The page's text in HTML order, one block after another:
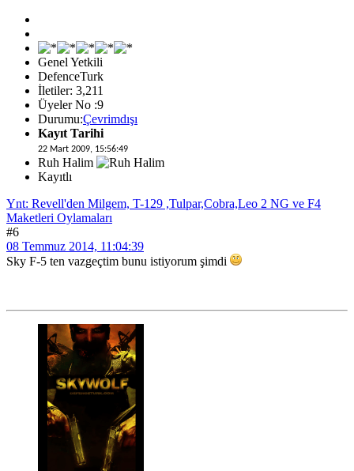
Genel Yetkili
DefenceTurk
İletiler: 3,211
Üyeler No :9
Durumu:Çevrimdışı
Kayıt Tarihi
22 Mart 2009, 15:56:49
Ruh Halim
Kayıtlı
Ynt: Revell'den Milgem, T-129 ,Tulpar,Cobra,Leo 2 NG ve F4
Maketleri Oylamaları
#6
08 Temmuz 2014, 11:04:39
Sky F-5 ten vazgeçtim bunu istiyorum şimdi